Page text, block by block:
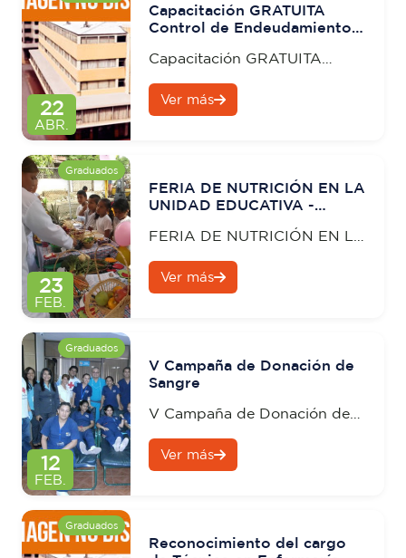
22
ABR.
Capacitación GRATUITA
Control de Endeudamiento y
Capacitación GRATUITA
Control de Endeudamiento y
Manejo de Crédito
Ver más
23
FEB.
Graduados
FERIA DE NUTRICIÓN EN LA
UNIDAD EDUCATIVA -
FERIA DE NUTRICIÓN EN LA
UNIDAD EDUCATIVA -
ÁNGEL DUARTE GUARNIZO
Ver más
12
FEB.
Graduados
V Campaña de Donación de
Sangre
V Campaña de Donación de
Sangre
Ver más
Graduados
Reconocimiento del cargo